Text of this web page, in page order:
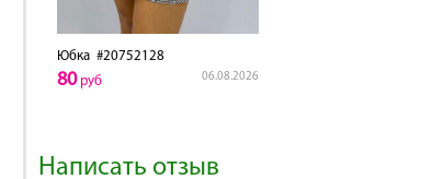
Юбка #20752128
06.08.2026
80руб
Написать отзыв